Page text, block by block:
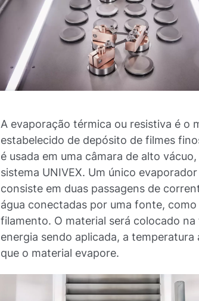
A evaporação térmica ou resistiva é o
estabelecido de depósito de filmes
é usada em uma câmara de alto
sistema UNIVEX. Um único
consiste em duas passagens de
água conectadas por uma fonte,
filamento. O material será colocado
energia sendo aplicada, a temperatura
que o material evapore.